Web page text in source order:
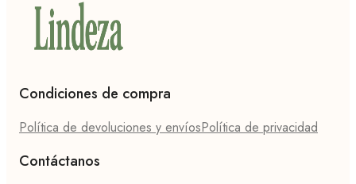
Condiciones de compra
Política de devoluciones y envíosPolítica de privacidad
Contáctanos